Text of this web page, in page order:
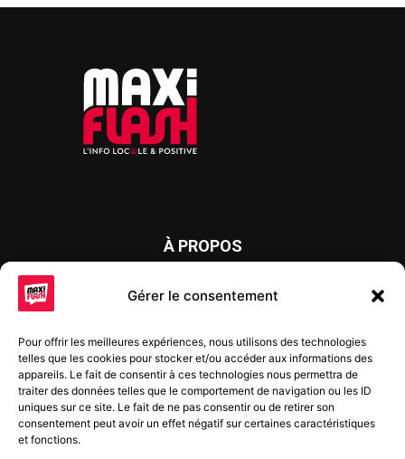
Gérer le consentement
Pour offrir les meilleures expériences, nous utilisons des technologies
telles que les cookies pour stocker et/ou accéder aux informations des
appareils. Le fait de consentir à ces technologies nous permettra de
traiter des données telles que le comportement de navigation ou les ID
uniques sur ce site. Le fait de ne pas consentir ou de retirer son
consentement peut avoir un effet négatif sur certaines caractéristiques
et fonctions.
À PROPOS
Maxi Flash est un journal d’informations locales distribué
chaque semaine sur trois éditions : en Alsace du Nord depuis
2022, et à Colmar, Vignoble et Plaine depuis 2023.
SUIVEZ-NOUS